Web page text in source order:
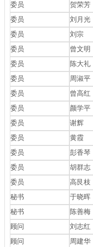
委员
贺荣芳
委员
刘月光
委员
刘宗
委员
曾文明
委员
陈大礼
委员
周淑平
委员
曾高红
委员
颜学平
委员
谢辉
委员
黄霞
委员
彭香琴
委员
胡群志
委员
高艮枝
秘书
于晓晖
秘书
陈善梅
顾问
刘志红
顾问
周建华